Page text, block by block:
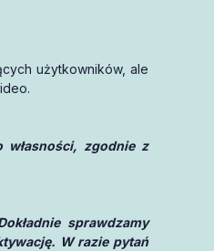
użytkowników, ale
zgodnie z
sprawdzamy
W razie pytań